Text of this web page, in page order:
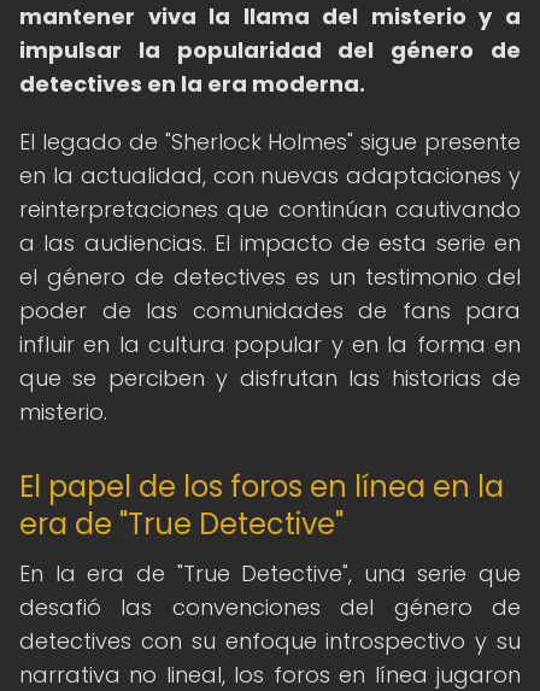
mantener viva la llama del misterio y a
impulsar la popularidad del género de
detectives en la era moderna.
El legado de "Sherlock Holmes" sigue presente
en la actualidad, con nuevas adaptaciones y
reinterpretaciones que continúan cautivando
a las audiencias. El impacto de esta serie en
el género de detectives es un testimonio del
poder de las comunidades de fans para
influir en la cultura popular y en la forma en
que se perciben y disfrutan las historias de
misterio.
El papel de los foros en línea en la
era de "True Detective"
En la era de "True Detective", una serie que
desafió las convenciones del género de
detectives con su enfoque introspectivo y su
narrativa no lineal, los foros en línea jugaron